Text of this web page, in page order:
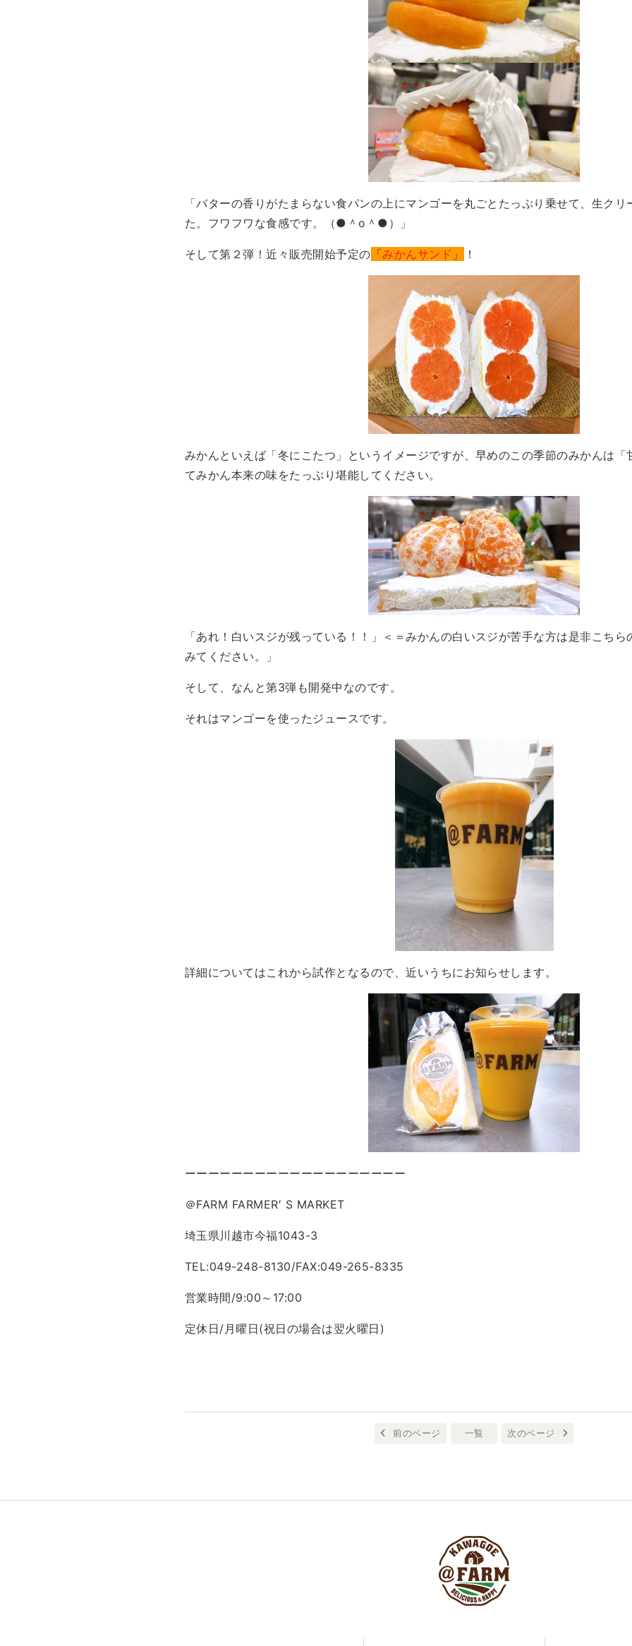
「バターの香りがたまらない食パンの上にマンゴーを丸ごとたっぷり乗せて、生クリ
た。フワフワな食感です。（●＾o＾●）」
そして第２弾！近々販売開始予定の 「みかんサンド 」 ！
みかんといえば「冬にこたつ」というイメージですが、早めのこの季節のみかんは「
てみかん本来の味をたっぷり堪能してください。
「あれ！白いスジが残っている！！」＜＝みかんの白いスジが苦手な方は是非こちら
みてください。」
そして、なんと第3弾も開発中なのです。
それはマンゴーを使ったジュースです。
詳細についてはこれから試作となるので、近いうちにお知らせします。
ーーーーーーーーーーーーーーーーーーー
＠FARM FARMER′ S MARKET
埼玉県川越市今福1043-3
TEL:049-248-8130/FAX:049-265-8335
営業時間/9:00～17:00
定休日/月曜日(祝日の場合は翌火曜日)
前のページ 一覧 次のページ